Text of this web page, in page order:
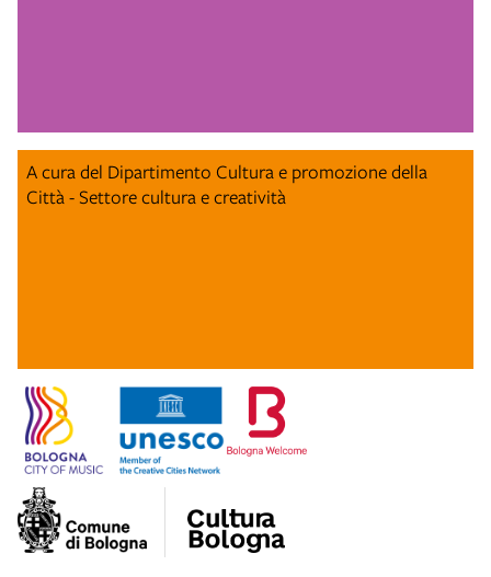
A cura del Dipartimento Cultura e promozione della
Città - Settore cultura e creatività